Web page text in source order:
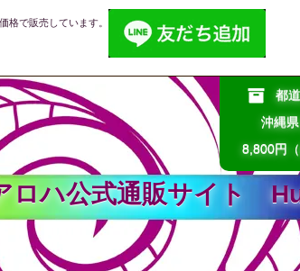
格で販売しています。
ハ公式通販サイト
都
沖縄
8,800円